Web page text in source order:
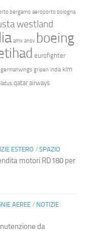
bergamo aeroporto bologna
westland
amx ansv boeing
eurofighter
germanwings gripen india klm
qatar airways
ESTERO / SPAZIO
motori RD180 per
AEREE/ NOTIZIE
da